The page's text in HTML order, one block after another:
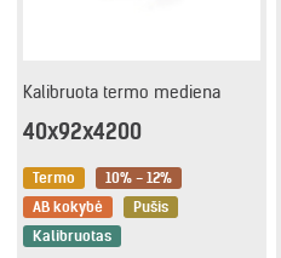
Kalibruota termo mediena
40x92x4200
Termo
10% - 12%
AB kokybė
Pušis
Kalibruotas